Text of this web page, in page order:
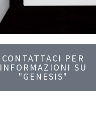
CONTATTACI PER
INFORMAZIONI SU
"GENESIS"